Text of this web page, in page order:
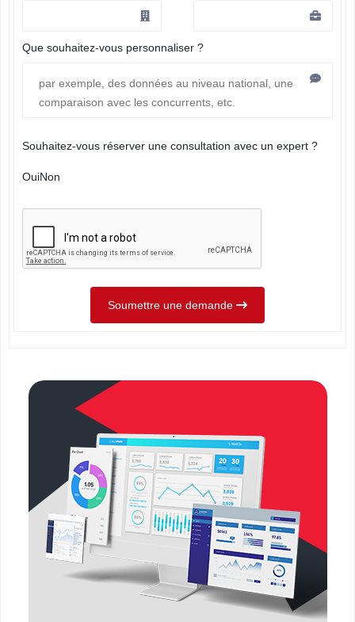
Que souhaitez-vous personnaliser ?
Souhaitez-vous réserver une consultation avec un expert ?
OuiNon
Soumettre une demande